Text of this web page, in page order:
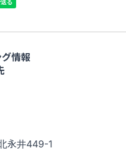
情報
永井449-1